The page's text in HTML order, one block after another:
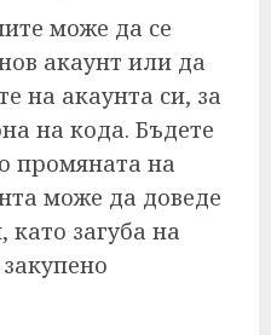
може да се
акаунт или да
на акаунта си, за
на кода. Бъдете
промяната на
може да доведе
като загуба на